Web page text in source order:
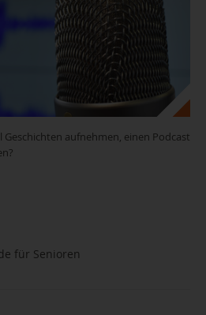
aufnehmen, einen Podcast
für Senioren